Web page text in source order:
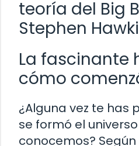
teoría del Big
Stephen
La fascinante
cómo
¿Alguna vez te has
se formó el
conocemos?